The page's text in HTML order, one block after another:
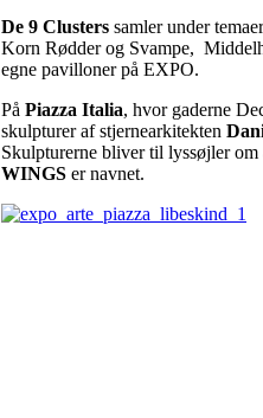
De 9 Clusters samler under
Korn Rødder og Svampe,
egne pavilloner på EXPO.
På Piazza Italia, hvor gaderne
skulpturer af stjernearkitekten
Skulpturerne bliver til lyssøjler om
WINGS er navnet.